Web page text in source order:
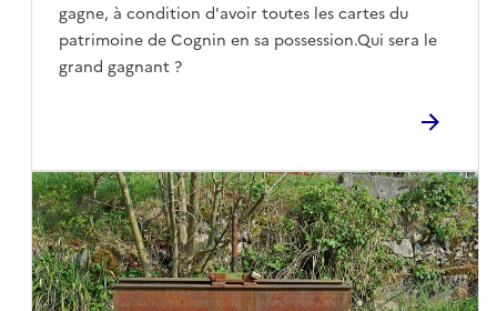
gagne, à condition d'avoir toutes les cartes du
patrimoine de Cognin en sa possession.Qui sera le
grand gagnant ?